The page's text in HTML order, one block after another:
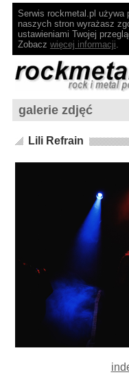
Serwis rockmetal.pl używa
naszych stron wyrażasz
ustawieniami Twojej
Zobacz więcej informacji.
galerie zdjęć
Lili Refrain